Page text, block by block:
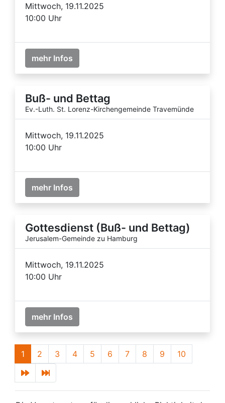
Mittwoch, 19.11.2025
10:00 Uhr
mehr Infos
Buß- und Bettag
Ev.-Luth. St. Lorenz-Kirchengemeinde Travemünde
Mittwoch, 19.11.2025
10:00 Uhr
mehr Infos
Gottesdienst (Buß- und Bettag)
Jerusalem-Gemeinde zu Hamburg
Mittwoch, 19.11.2025
10:00 Uhr
mehr Infos
1 2 3 4 5 6 7 8 9 10